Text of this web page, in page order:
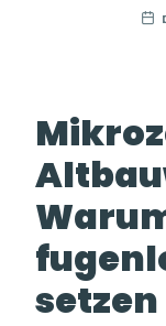
setzen